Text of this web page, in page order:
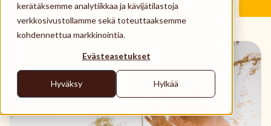
kerätäksemme analytiikkaa ja kävijätilastoja
verkkosivustollamme sekä toteuttaaksemme
kohdennettua markkinointia.
Evästeasetukset
Hyväksy Hylkää
Support